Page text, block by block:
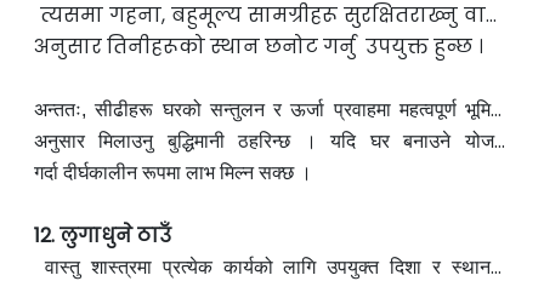
सुरक्षित भण्डारण माध्यमप्रयोग गर्दै हुनुहुन्छ भने
त्यसलाई दक्षिण वा पश्चिम दिशामा राखेर
त्यसमा गहना, बहुमूल्य सामग्रीहरू सुरक्षितराख्नु वास्तु
अनुसार लाभदायक हुन्छ । यसरी वस्तुहरूको प्रकृति,
अनुसार तिनीहरूको स्थान छनोट गर्नु उपयुक्त हुन्छ ।
अन्ततः, सीढीहरू घरको सन्तुलन र ऊर्जा प्रवाहमा महत्वपूर्ण भूमिका
खेल्ने भएकाले तिनीहरूकोस्थान, दिशा, बनावट र डिजाइन वास्तुशास्त्र
अनुसार मिलाउनु बुद्धिमानी ठहरिन्छ । यदि घरबनाउने योजना
प्रारम्भिक चरणमै छ भने वास्तुशास्त्रीको सल्लाह अनुसार सीढीको
गर्दा दीर्घकालीन रूपमा लाभ मिल्न सक्छ ।
12. लुगाधुने ठाउँ
वास्तु शास्त्रमा प्रत्येक कार्यको लागि उपयुक्त दिशा र स्थानको